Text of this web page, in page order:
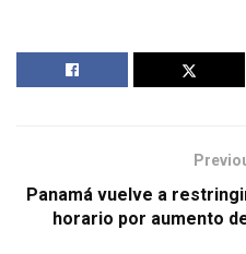
Panamá vuelve a
horario por aumento